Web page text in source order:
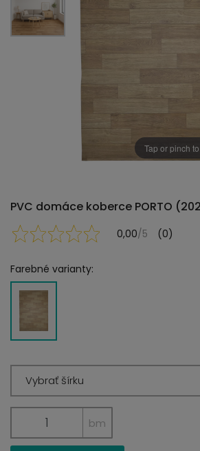
Tap or pinch
PVC domáce koberce PORTO
0,00/5 (0)
Farebné varianty:
Vybrať šírku
bm